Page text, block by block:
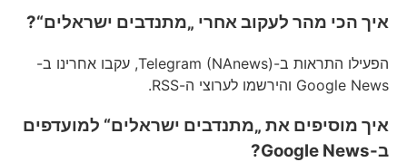
איך הכי מהר לעקוב אחרי „מתנדבים ישראלים“?
הפעילו התראות ב-Telegram (NAnews), עקבו אחרינו ב-
Google News והירשמו לערוצי ה-RSS.
איך מוסיפים את „מתנדבים ישראלים“ למועדפים
ב-Google News?